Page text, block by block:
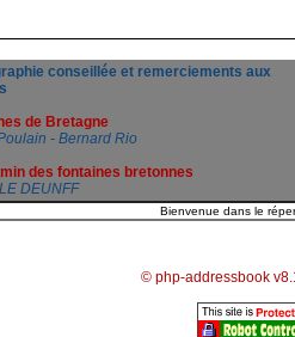
conseillée et remerciements aux
de Bretagne
- Bernard Rio
des fontaines bretonnes
DEUNFF
© php-addressbook